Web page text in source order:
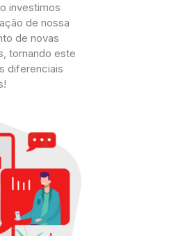
investimos
de nossa
de novas
tornando este
diferenciais